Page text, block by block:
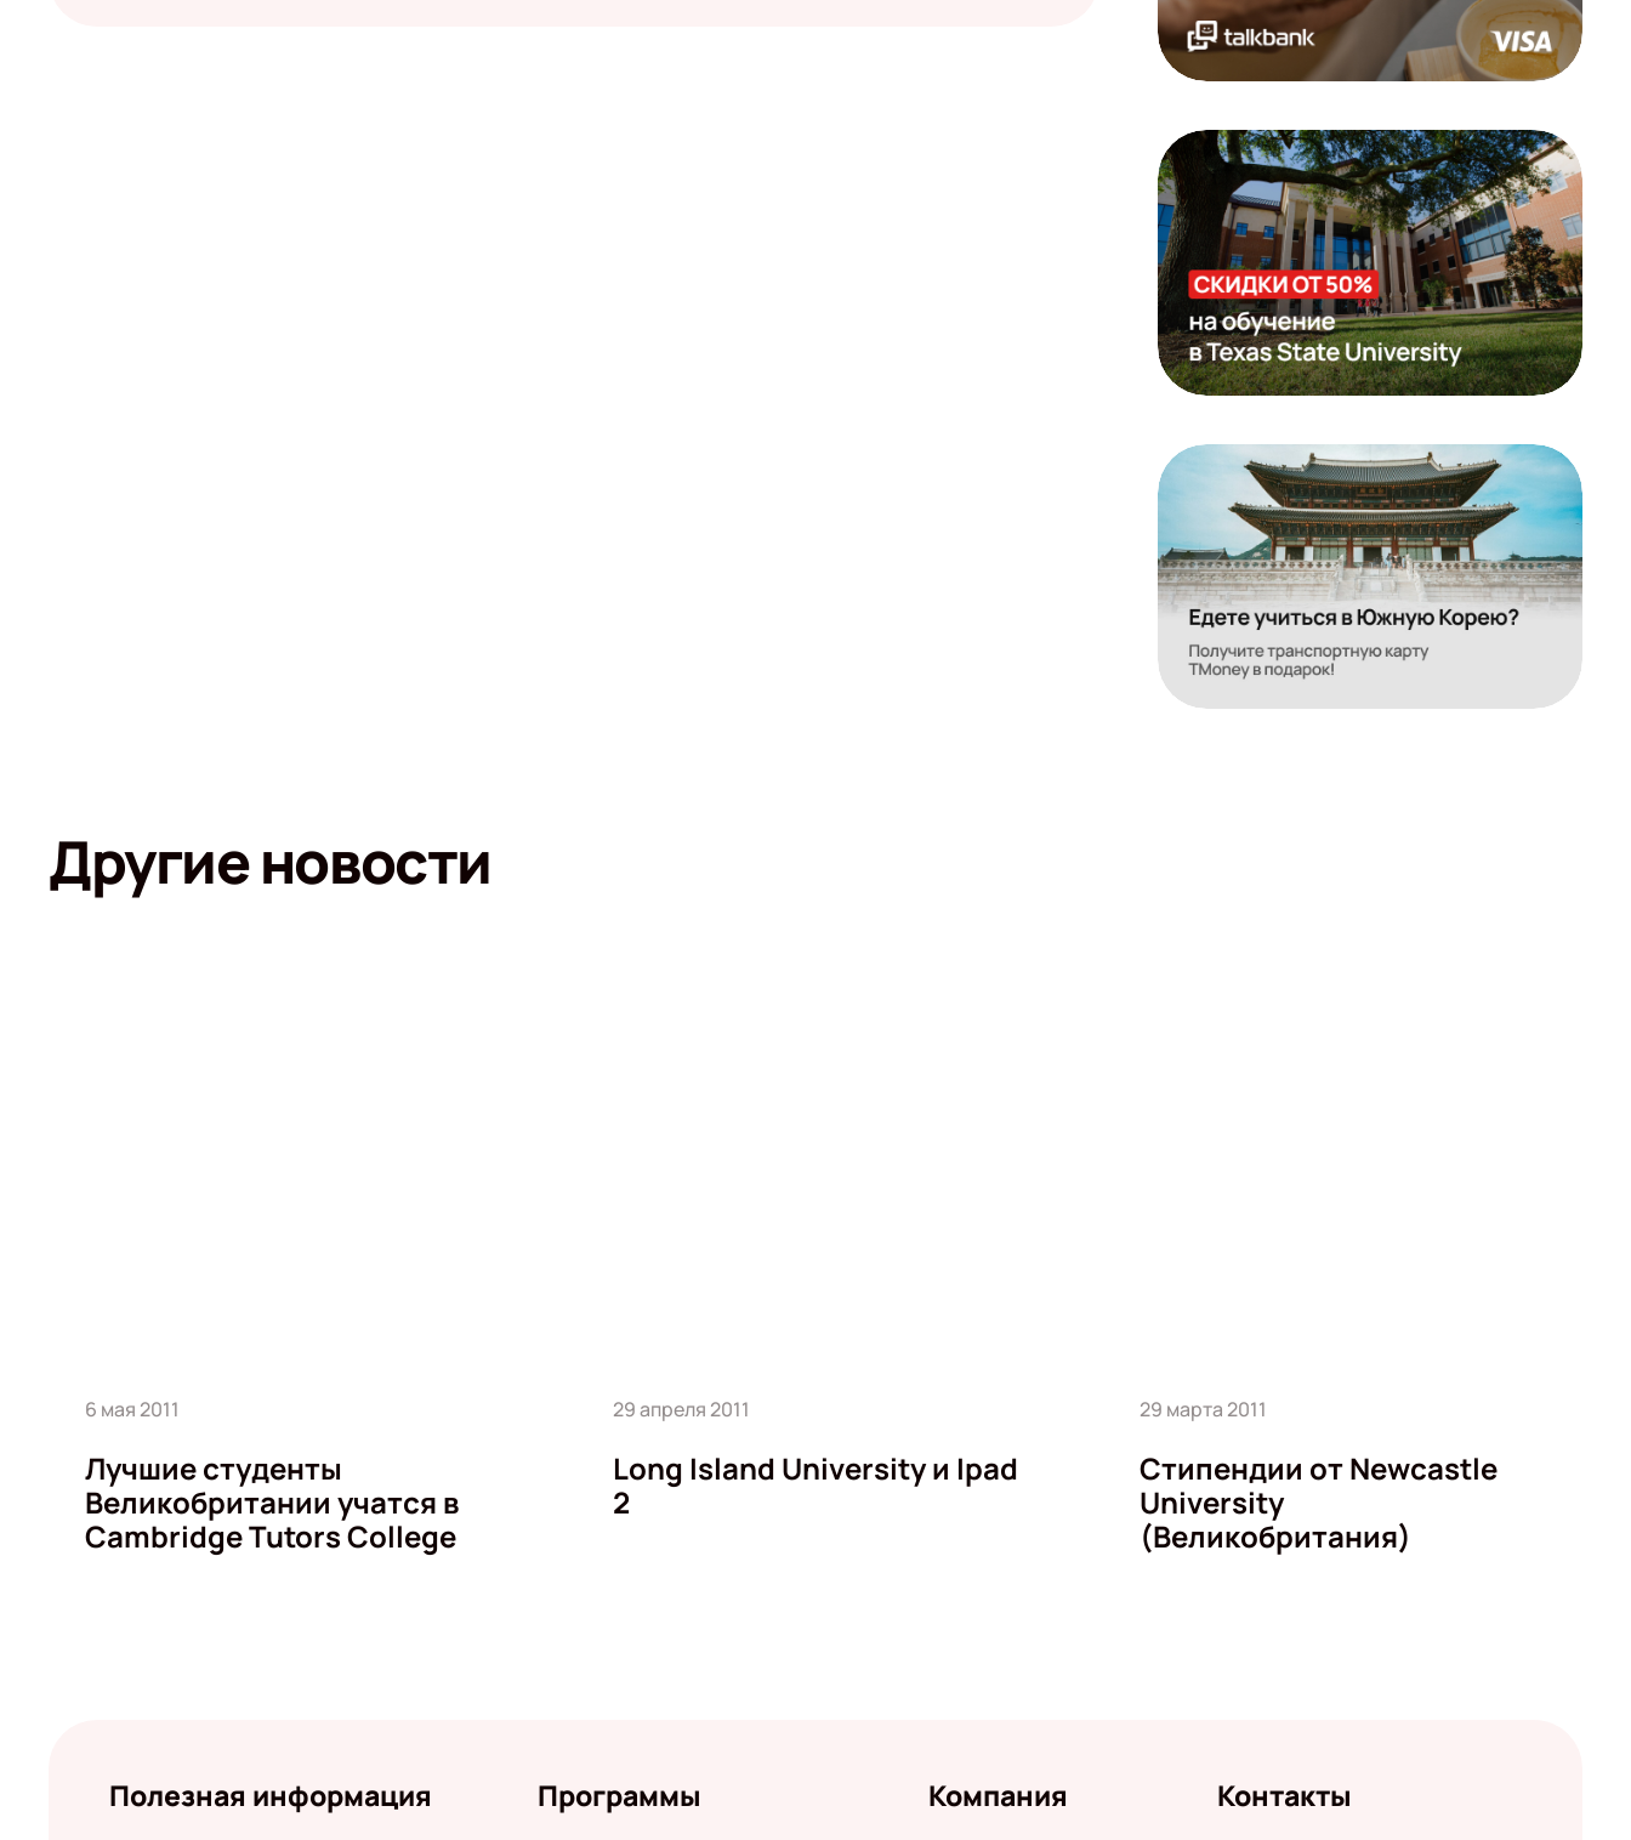
Другие новости
6 мая 2011
Лучшие студенты
Великобритании учатся в
Cambridge Tutors College
29 апреля 2011
Long Island University и Ipad
2
29 марта 2011
Стипендии от Newcastle
University
(Великобритания)
Полезная информация Программы Компания Контакты